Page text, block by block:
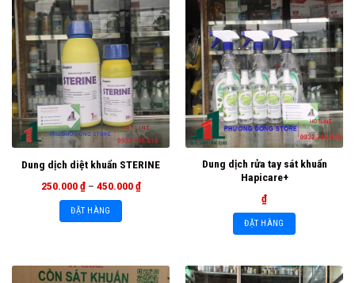
Dung dịch diệt khuẩn STERINE
250.000₫ – 450.000₫
ĐẶT HÀNG
Dung dịch rửa tay sát khuẩn
Hapicare+
₫
ĐẶT HÀNG